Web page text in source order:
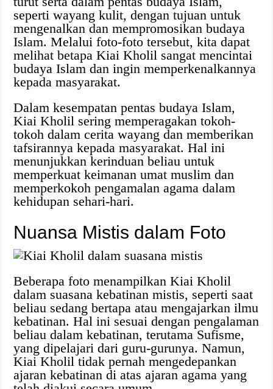
seperti wayang kulit, dengan tujuan untuk
mengenalkan dan mempromosikan budaya
Islam. Melalui foto-foto tersebut, kita dapat
melihat betapa Kiai Kholil sangat mencintai
budaya Islam dan ingin memperkenalkannya
kepada masyarakat.
Dalam kesempatan pentas budaya Islam,
Kiai Kholil sering memperagakan tokoh-
tokoh dalam cerita wayang dan memberikan
tafsirannya kepada masyarakat. Hal ini
menunjukkan kerinduan beliau untuk
memperkuat keimanan umat muslim dan
memperkokoh pengamalan agama dalam
kehidupan sehari-hari.
Nuansa Mistis dalam Foto
Beberapa foto menampilkan Kiai Kholil
dalam suasana kebatinan mistis, seperti saat
beliau sedang bertapa atau mengajarkan ilmu
kebatinan. Hal ini sesuai dengan pengalaman
beliau dalam kebatinan, terutama Sufisme,
yang dipelajari dari guru-gurunya. Namun,
Kiai Kholil tidak pernah mengedepankan
ajaran kebatinan di atas ajaran agama yang